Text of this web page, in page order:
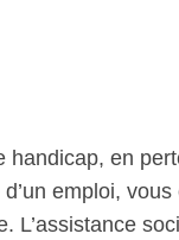
handicap, en
emploi,
L’assistance